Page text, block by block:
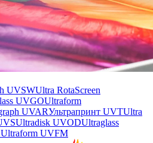
UVSWUltra RotaScreen
UVGOUltraform
UVARУльтрапринт UVTUltra
Ultradisk UVODUltraglass
Ultraform UVFM